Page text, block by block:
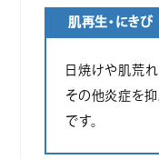
肌再生・にきび
日焼けや肌荒れ
その他炎症を
です。